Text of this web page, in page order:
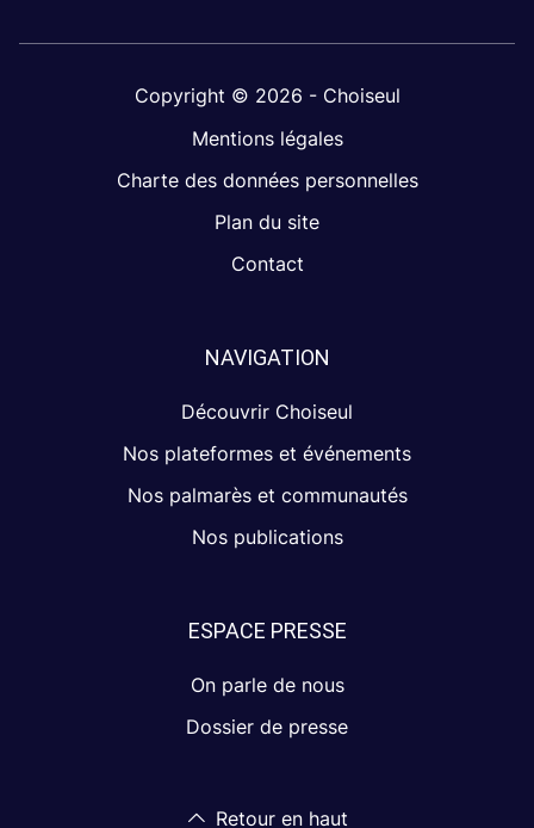
Copyright © 2026 - Choiseul
Mentions légales
Charte des données personnelles
Plan du site
Contact
NAVIGATION
Découvrir Choiseul
Nos plateformes et événements
Nos palmarès et communautés
Nos publications
ESPACE PRESSE
On parle de nous
Dossier de presse
Retour en haut